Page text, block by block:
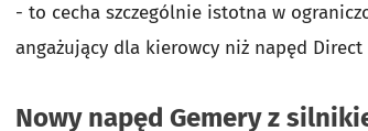
- to cecha szczególnie istotna w
angażujący dla kierowcy niż napęd
Nowy napęd Gemery z